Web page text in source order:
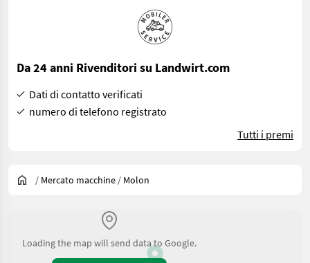
Da 24 anni Rivenditori su Landwirt.com
Dati di contatto verificati
numero di telefono registrato
Tutti i premi
/ Mercato macchine / Molon
Loading the map will send data to Google.